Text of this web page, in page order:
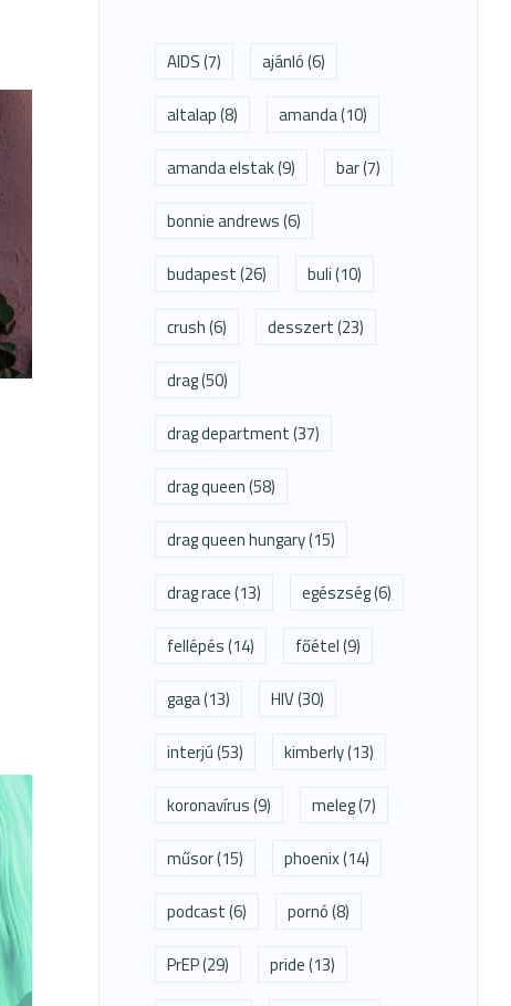
AIDS(7) ajánló(6)
altalap(8) amanda(10)
amanda elstak(9) bar(7)
bonnie andrews(6)
budapest(26) buli(10)
crush(6) desszert(23)
drag(50)
drag department(37)
drag queen(58)
drag queen hungary(15)
drag race(13) egészség(6)
fellépés(14) főétel(9)
gaga(13) HIV(30)
interjú(53) kimberly(13)
koronavírus(9) meleg(7)
műsor(15) phoenix(14)
podcast(6) pornó(8)
PrEP(29) pride(13)